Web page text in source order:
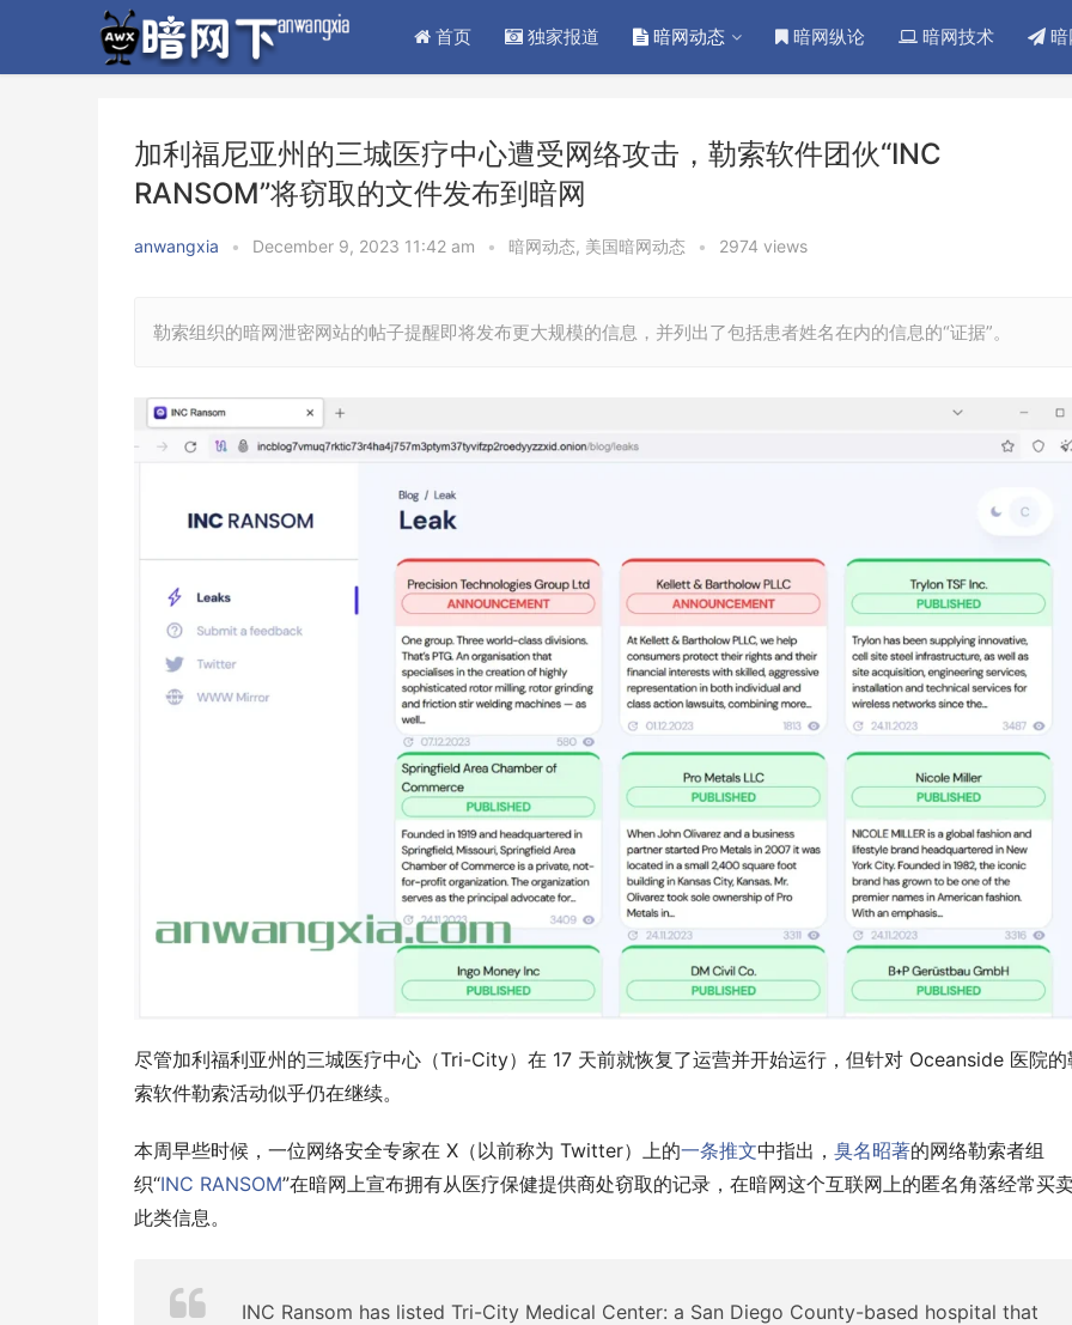
首页 独家报道 暗网动态 暗网纵论 暗网技术 暗
加利福尼亚州的三城医疗中心遭受网络攻击，勒索软件团伙“INC
RANSOM”将窃取的文件发布到暗网
anwangxia • December 9, 2023 11:42 am • 暗网动态, 美国暗网动态 • 2974 views
勒索组织的暗网泄密网站的帖子提醒即将发布更大规模的信息，并列出了包括患者姓名在内的信息的“证据”。
尽管加利福利亚州的三城医疗中心（Tri-City）在 17 天前就恢复了运营并开始运行，但针对 Oceanside 医院的
索软件勒索活动似乎仍在继续。
本周早些时候，一位网络安全专家在 X（以前称为 Twitter）上的一条推文中指出， 臭名昭著的网络勒索者组
织“INC RANSOM”在暗网上宣布拥有从医疗保健提供商处窃取的记录，在暗网这个互联网上的匿名角落经常买
此类信息。
INC Ransom has listed Tri-City Medical Center: a San Diego County-based hospital that